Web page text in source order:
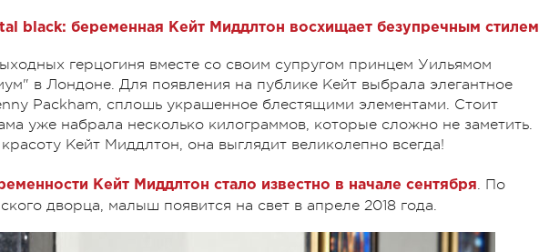
black: беременная Кейт Миддлтон восхищает безупречным стилем
герцогиня вместе со своим супругом принцем Уильямом
в Лондоне. Для появления на публике Кейт выбрала элегантное
Packham, сплошь украшенное блестящими элементами. Стоит
уже набрала несколько килограммов, которые сложно не заметить.
Кейт Миддлтон, она выглядит великолепно всегда!
Кейт Миддлтон стало известно в начале сентября. По
дворца, малыш появится на свет в апреле 2018 года.